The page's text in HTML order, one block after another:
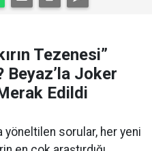
Tezenesi”
Beyaz’la Joker
Edildi
yöneltilen sorular, her yeni